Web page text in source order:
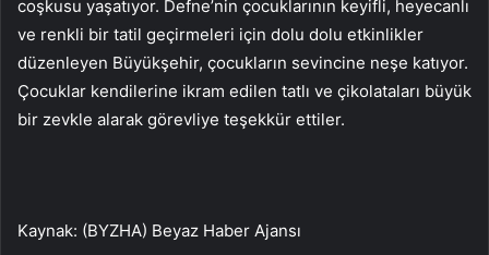
coşkusu yaşatıyor. Defne’nin çocuklarının keyifli, heyecanlı
ve renkli bir tatil geçirmeleri için dolu dolu etkinlikler
düzenleyen Büyükşehir, çocukların sevincine neşe katıyor.
Çocuklar kendilerine ikram edilen tatlı ve çikolataları büyük
bir zevkle alarak görevliye teşekkür ettiler.
Kaynak: (BYZHA) Beyaz Haber Ajansı